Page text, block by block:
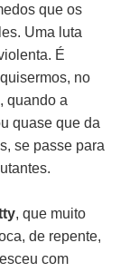
que os
Uma luta
É
no
quando a
quase que da
se passe para
, que muito
de repente,
com